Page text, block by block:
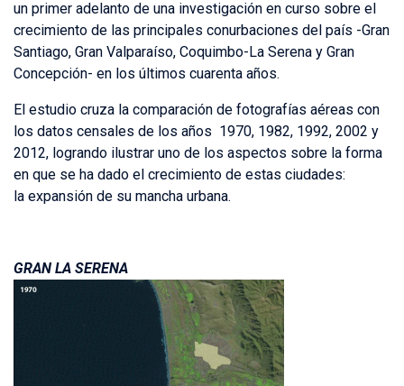
un primer adelanto de una investigación en curso sobre el
crecimiento de las principales conurbaciones del país -Gran
Santiago, Gran Valparaíso, Coquimbo-La Serena y Gran
Concepción- en los últimos cuarenta años.
El estudio cruza la comparación de fotografías aéreas con
los datos censales de los años 1970, 1982, 1992, 2002 y
2012, logrando ilustrar uno de los aspectos sobre la forma
en que se ha dado el crecimiento de estas ciudades:
la expansión de su mancha urbana.
GRAN LA SERENA